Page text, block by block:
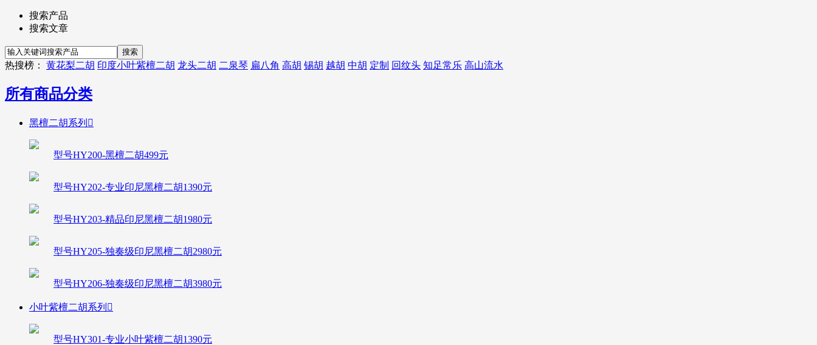
搜索产品
搜索文章
热搜榜： 黄花梨二胡 印度小叶紫檀二胡 龙头二胡 二泉琴 扁八角 高胡 锡胡 越胡 中胡 定制 回纹头 知足常乐 高山流水
所有商品分类
黑檀二胡系列 
型号HY200-黑檀二胡499元
型号HY202-专业印尼黑檀二胡1390元
型号HY203-精品印尼黑檀二胡1980元
型号HY205-独奏级印尼黑檀二胡2980元
型号HY206-独奏级印尼黑檀二胡3980元
小叶紫檀二胡系列 
型号HY301-专业小叶紫檀二胡1390元